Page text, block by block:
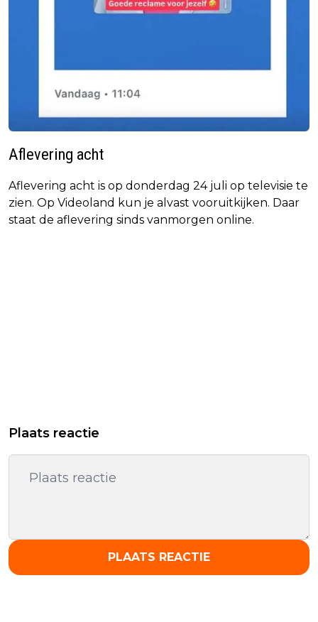
Aflevering acht
Aflevering acht is op donderdag 24 juli op televisie te
zien. Op Videoland kun je alvast vooruitkijken. Daar
staat de aflevering sinds vanmorgen online.
Plaats reactie
PLAATS REACTIE